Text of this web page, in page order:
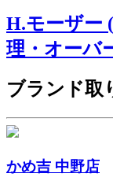
H.モーザー
理・オーバ
ブランド取
かめ吉 中野店